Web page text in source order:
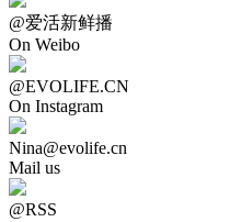
@爱活新鲜播
On Weibo
@EVOLIFE.CN
On Instagram
Nina@evolife.cn
Mail us
@RSS